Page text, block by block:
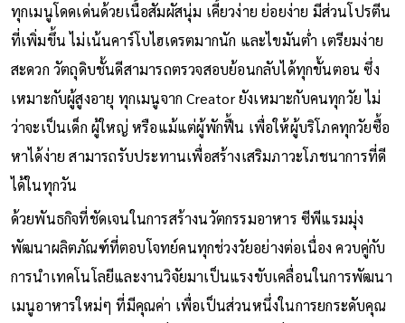
ทุกเมนูโดดเด่นด้วยเนื้อสัมผัสนุ่ม เคี้ยวง่าย ย่อยง่าย มีส่วนโปรตีน
ที่เพิ่มขึ้น ไม่เน้นคาร์โบไฮเดรตมากนัก และไขมันต่ำ เตรียมง่าย
สะดวก วัตถุดิบชั้นดีสามารถตรวจสอบย้อนกลับได้ทุกขั้นตอน ซึ่ง
เหมาะกับผู้สูงอายุ ทุกเมนูจาก Creator ยังเหมาะกับคนทุกวัย ไม่
ว่าจะเป็นเด็ก ผู้ใหญ่ หรือแม้แต่ผู้พักฟื้น เพื่อให้ผู้บริโภคทุกวัยซื้อ
หาได้ง่าย สามารถรับประทานเพื่อสร้างเสริมภาวะโภชนาการที่ดี
ได้ในทุกวัน
ด้วยพันธกิจที่ชัดเจนในการสร้างนวัตกรรมอาหาร ซีพีแรมมุ่ง
พัฒนาผลิตภัณฑ์ที่ตอบโจทย์คนทุกช่วงวัยอย่างต่อเนื่อง ควบคู่กับ
การนำเทคโนโลยีและงานวิจัยมาเป็นแรงขับเคลื่อนในการพัฒนา
เมนูอาหารใหม่ๆ ที่มีคุณค่า เพื่อเป็นส่วนหนึ่งในการยกระดับคุณ